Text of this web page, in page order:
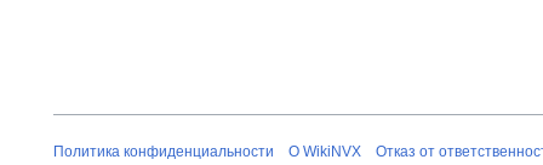
Политика конфиденциальности О WikiNVX Отказ от